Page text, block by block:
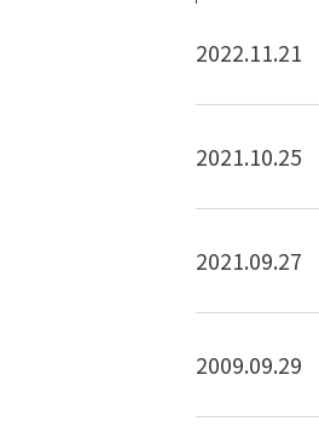
2022.11.21
2021.10.25
2021.09.27
2009.09.29